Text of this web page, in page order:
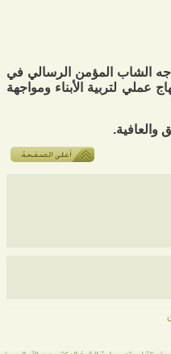
الشاب المؤمن الرسالي في
لتربية الأبناء ومواجهة
والعافية.